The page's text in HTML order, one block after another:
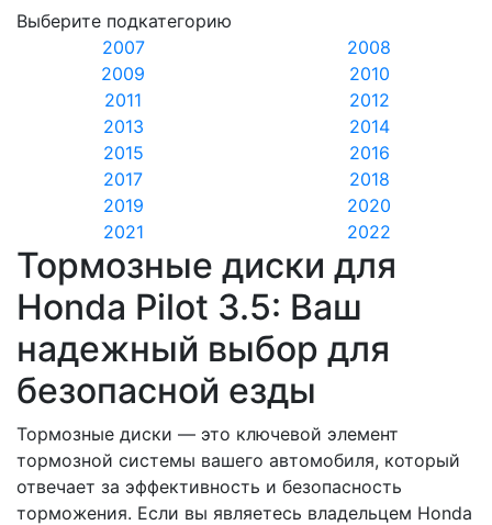
Выберите подкатегорию
2007
2008
2009
2010
2011
2012
2013
2014
2015
2016
2017
2018
2019
2020
2021
2022
Тормозные диски для
Honda Pilot 3.5: Ваш
надежный выбор для
безопасной езды
Тормозные диски — это ключевой элемент
тормозной системы вашего автомобиля, который
отвечает за эффективность и безопасность
торможения. Если вы являетесь владельцем Honda